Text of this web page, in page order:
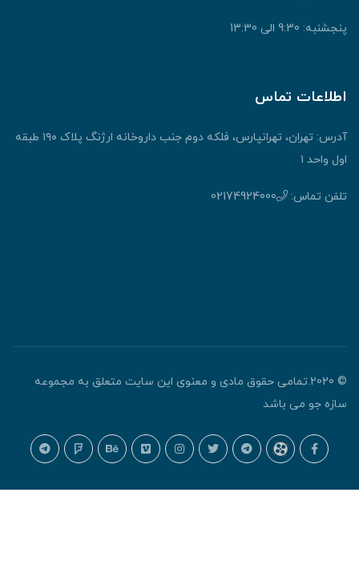
9:30 الی 13:30
تماس
آدرس: تهران، تهرانپارس، فلکه دوم جنب داروخانه ارژنگ پلاک ۱۹۰ طبقه
واحد ۱
تماس: 02174924000
© 2020.تمامی حقوق مادی و معنوی این سایت متعلق به مجموعه
جو می باشد